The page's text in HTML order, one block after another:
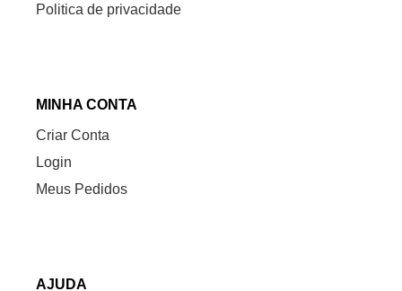
Politica de privacidade
MINHA CONTA
Criar Conta
Login
Meus Pedidos
AJUDA